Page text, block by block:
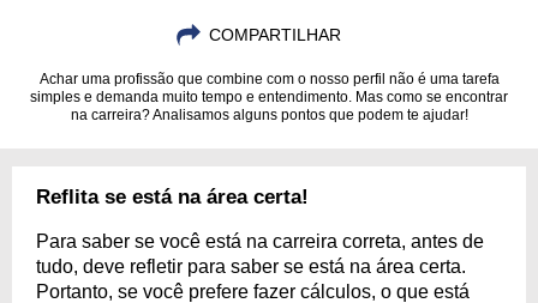
COMPARTILHAR
Achar uma profissão que combine com o nosso perfil não é uma tarefa
simples e demanda muito tempo e entendimento. Mas como se encontrar
na carreira? Analisamos alguns pontos que podem te ajudar!
Reflita se está na área certa!
Para saber se você está na carreira correta, antes de
tudo, deve refletir para saber se está na área certa.
Portanto, se você prefere fazer cálculos, o que está